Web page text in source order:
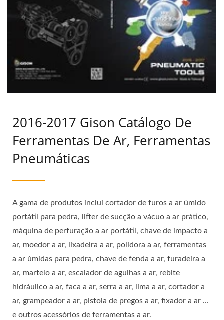
2016-2017 Gison Catálogo De
Ferramentas De Ar, Ferramentas
Pneumáticas
A gama de produtos inclui cortador de furos a ar úmido
portátil para pedra, lifter de sucção a vácuo a ar prático,
máquina de perfuração a ar portátil, chave de impacto a
ar, moedor a ar, lixadeira a ar, polidora a ar, ferramentas
a ar úmidas para pedra, chave de fenda a ar, furadeira a
ar, martelo a ar, escalador de agulhas a ar, rebite
hidráulico a ar, faca a ar, serra a ar, lima a ar, cortador a
ar, grampeador a ar, pistola de pregos a ar, fixador a ar ...
e outros acessórios de ferramentas a ar.